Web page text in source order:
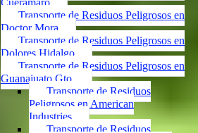
Cuerámaro
Transporte de Residuos Peligrosos en
Doctor Mora
Transporte de Residuos Peligrosos en
Dolores Hidalgo
Transporte de Residuos Peligrosos en
Guanajuato Gto.
Transporte de Residuos
Peligrosos en American
Industries
Transporte de Residuos